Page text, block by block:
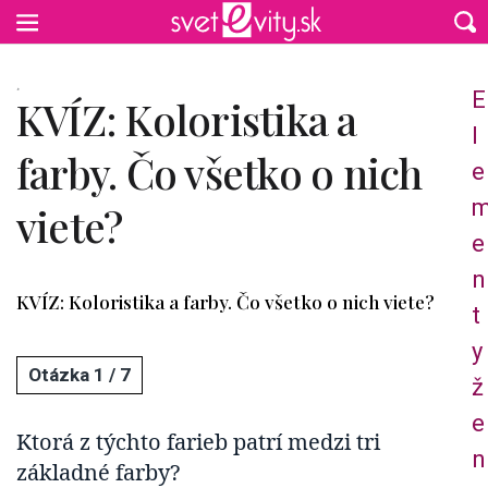
E
l
e
e
n
t
y
ž
e
n
KVÍZ: Koloristika a
farby. Čo všetko o nich
viete?
KVÍZ: Koloristika a farby. Čo všetko o nich viete?
1 / 7
Ktorá z týchto farieb patrí medzi tri
základné farby?